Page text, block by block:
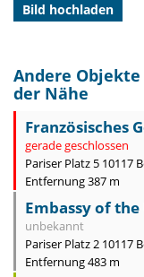
Bild hochladen
Andere
der Nähe
Französisches
gerade geschlossen
Pariser Platz 5 10117
Entfernung 387 m
Embassy of
unbekannt
Pariser Platz 2 10117
Entfernung 483 m